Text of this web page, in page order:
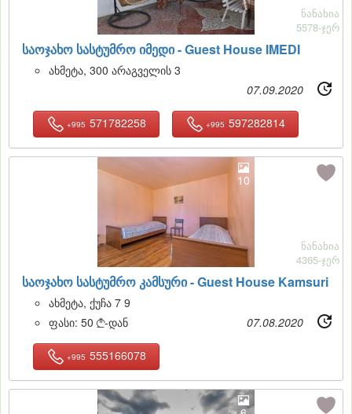
საოჯახო სასტუმრო იმედი -Guest House IMEDI
ნანახია
5578-ჯერ
ახმეტა, 300 არაგველის 3
07.09.2020
+995 571782258 +995 597282814
10
საოჯახო სასტუმრო კამსური -Guest House Kamsuri
ნანახია
4365-ჯერ
ახმეტა, ქუჩა 7 9
ფასი: 50 -დან 07.08.2020
+995 555166078